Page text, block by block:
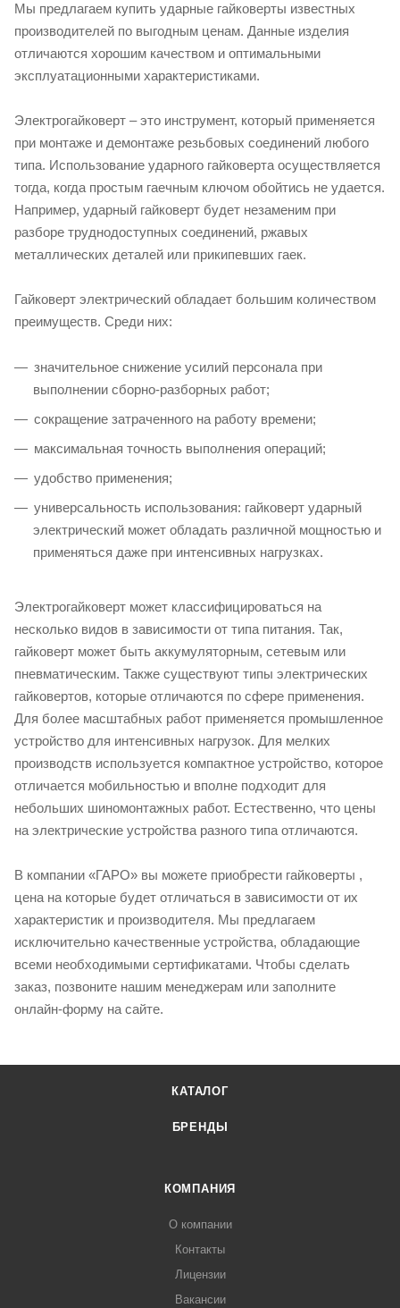
Мы предлагаем купить ударные гайковерты известных
производителей по выгодным ценам. Данные изделия
отличаются хорошим качеством и оптимальными
эксплуатационными характеристиками.
Электрогайковерт – это инструмент, который применяется
при монтаже и демонтаже резьбовых соединений любого
типа. Использование ударного гайковерта осуществляется
тогда, когда простым гаечным ключом обойтись не удается.
Например, ударный гайковерт будет незаменим при
разборе труднодоступных соединений, ржавых
металлических деталей или прикипевших гаек.
Гайковерт электрический обладает большим количеством
преимуществ. Среди них:
значительное снижение усилий персонала при
выполнении сборно-разборных работ;
сокращение затраченного на работу времени;
максимальная точность выполнения операций;
удобство применения;
универсальность использования: гайковерт ударный
электрический может обладать различной мощностью и
применяться даже при интенсивных нагрузках.
Электрогайковерт может классифицироваться на
несколько видов в зависимости от типа питания. Так,
гайковерт может быть аккумуляторным, сетевым или
пневматическим. Также существуют типы электрических
гайковертов, которые отличаются по сфере применения.
Для более масштабных работ применяется промышленное
устройство для интенсивных нагрузок. Для мелких
производств используется компактное устройство, которое
отличается мобильностью и вполне подходит для
небольших шиномонтажных работ. Естественно, что цены
на электрические устройства разного типа отличаются.
В компании «ГАРО» вы можете приобрести гайковерты ,
цена на которые будет отличаться в зависимости от их
характеристик и производителя. Мы предлагаем
исключительно качественные устройства, обладающие
всеми необходимыми сертификатами. Чтобы сделать
заказ, позвоните нашим менеджерам или заполните
онлайн-форму на сайте.
КАТАЛОГ
БРЕНДЫ
КОМПАНИЯ
О компании
Контакты
Лицензии
Вакансии